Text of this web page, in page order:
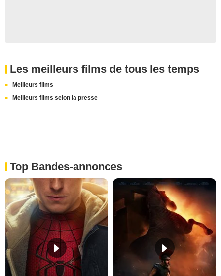
Les meilleurs films de tous les temps
Meilleurs films
Meilleurs films selon la presse
Top Bandes-annonces